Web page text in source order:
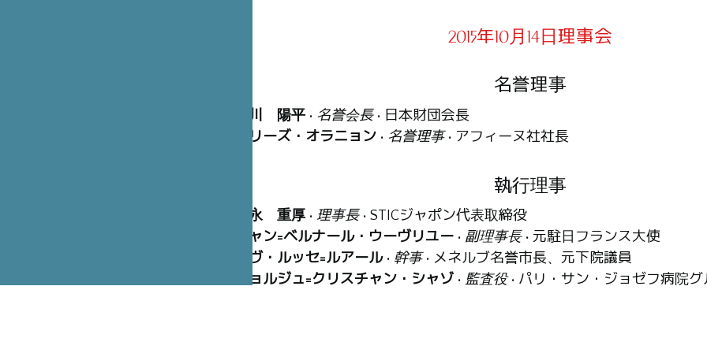
2015年10月14日理事会
名誉理事
笹川 陽平 • 名誉会長 • 日本財団会長
マリーズ・オラニョン • 名誉理事• アフィーヌ社社長
執行理事
冨永 重厚 • 理事長• STICジャポン代表取締役
ジャン=ベルナール・ウーヴリユー • 副理事長 • 元駐日フランス大使
イヴ・ルッセ=ルアール • 幹事 • メネルブ名誉市長、元下院議員
ジョルジュ=クリスチャン・シャゾ • 監査役 • パリ・サン・ジョゼフ病院